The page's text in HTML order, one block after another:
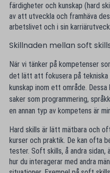
färdigheter och kunskap (hard
av att utveckla och framhäva
arbetslivet och i sin
Skillnaden mellan soft
När vi tänker på kompetenser
det lätt att fokusera på
kunskap inom ett område.
saker som programmering,
en annan typ av kompetens är
Hard skills är lätt mätbara och
kurser och praktik. De kan ofta
tester. Soft skills, å andra sidan,
hur du interagerar med andra